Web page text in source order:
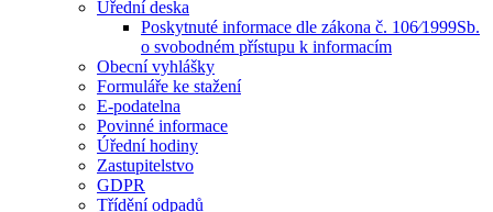
Úřední deska
Poskytnuté informace dle zákona č. 106⁄1999Sb.
o svobodném přístupu k informacím
Obecní vyhlášky
Formuláře ke stažení
E-podatelna
Povinné informace
Úřední hodiny
Zastupitelstvo
GDPR
Třídění odpadů